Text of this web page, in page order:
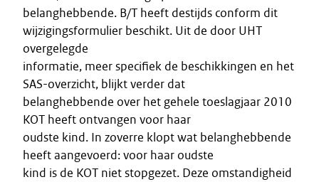
belanghebbende. B/T heeft destijds conform dit
wijzigingsformulier beschikt. Uit de door UHT
overgelegde
informatie, meer specifiek de beschikkingen en het
SAS-overzicht, blijkt verder dat
belanghebbende over het gehele toeslagjaar 2010
KOT heeft ontvangen voor haar
oudste kind. In zoverre klopt wat belanghebbende
heeft aangevoerd: voor haar oudste
kind is de KOT niet stopgezet. Deze omstandigheid